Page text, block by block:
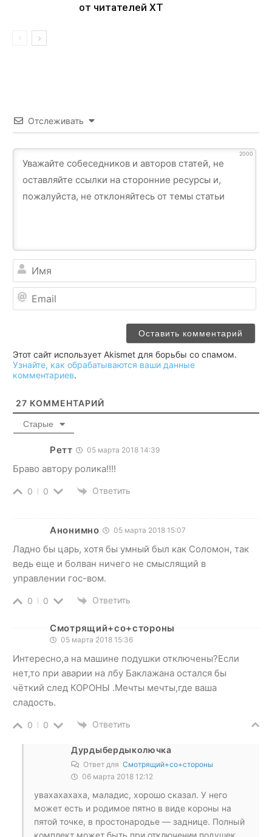
от читателей ХТ
Отслеживать
2000
Этот сайт использует Akismet для борьбы со спамом.
Узнайте, как обрабатываются ваши данные
комментариев.
27 КОММЕНТАРИЙ
Старые
Ретт 05 марта 2018 14:39
Браво автору ролика!!!!
0 0 Ответить
Анонимно 05 марта 2018 15:07
Ладно бы царь, хотя бы умный был как Соломон, так
ведь еще и болван ничего не смыслящий в
управлении гос-вом.
0 0 Ответить
Смотрящий+со+стороны
05 марта 2018 15:36
Интересно,а на машине подушки отключены?Если
нет,то при аварии на лбу Баклажана остался бы
чёткий след КОРОНЫ .Мечты мечты,где ваша
сладость.
0 0 Ответить
Дурдыбердыколючка
Ответ для Смотрящий+со+стороны
06 марта 2018 12:12
увахахахаха, маладис, хорошо сказал. У него
может есть и родимое пятно в виде короны на
пятой точке, в простонародье — заднице. Полный